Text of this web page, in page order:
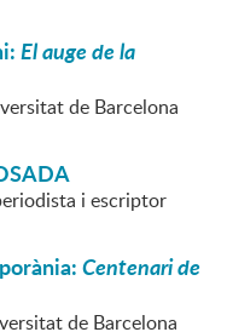
El auge de la
de Barcelona
i escriptor
Centenari de
de Barcelona